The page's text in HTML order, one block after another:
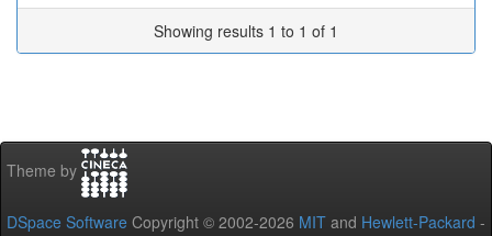
Showing results 1 to 1 of 1
Theme by
DSpace Software Copyright © 2002-2026 MIT and Hewlett-Packard -